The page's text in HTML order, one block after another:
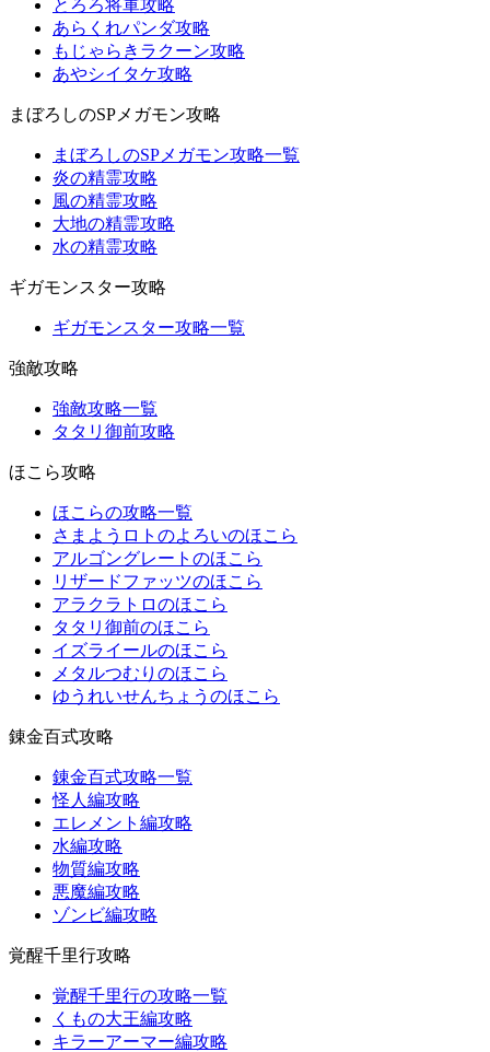
とろろ将軍攻略
あらくれパンダ攻略
もじゃらきラクーン攻略
あやシイタケ攻略
まぼろしのSPメガモン攻略
まぼろしのSPメガモン攻略一覧
炎の精霊攻略
風の精霊攻略
大地の精霊攻略
水の精霊攻略
ギガモンスター攻略
ギガモンスター攻略一覧
強敵攻略
強敵攻略一覧
タタリ御前攻略
ほこら攻略
ほこらの攻略一覧
さまようロトのよろいのほこら
アルゴングレートのほこら
リザードファッツのほこら
アラクラトロのほこら
タタリ御前のほこら
イズライールのほこら
メタルつむりのほこら
ゆうれいせんちょうのほこら
錬金百式攻略
錬金百式攻略一覧
怪人編攻略
エレメント編攻略
水編攻略
物質編攻略
悪魔編攻略
ゾンビ編攻略
覚醒千里行攻略
覚醒千里行の攻略一覧
くもの大王編攻略
キラーアーマー編攻略